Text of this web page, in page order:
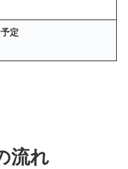
定
流れ